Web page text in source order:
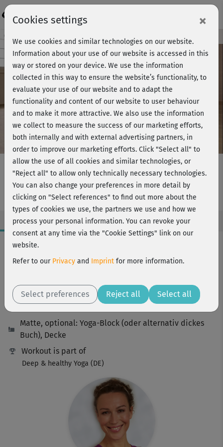
Play
Video
Course preview - join now!
Health Yoga - Verdauung
Workout Facts
beginner
43 kcal
Ranja Weis
Matte, optional: Yoga-Block (oder alternativ dickes
Buch), Decke
Workout is part of
Deep & healthy Yoga (DE)
Cookies settings ×
We use cookies and similar technologies on our website.
Information about your use of our website is accessed in this
way or stored on your device. We use the information
collected in this way to ensure the website’s functionality, to
evaluate your use of our website and to adapt the
functionality and content of our website to user behaviour
and to make it more attractive. We also use the information
we collect to measure the success of our marketing efforts,
both internally and with external advertising partners, in
order to improve our marketing efforts. Click "Select all" to
allow the use of all cookies and similar technologies, or
"Reject all" to allow only technically necessary technologies.
You can also change your preferences in more detail by
clicking on "Select references" to find out more about the
types of cookies we use, the partners we use and how we
process your personal information. You can revoke your
consent at any time via the "Cookie Settings" link on our
website.
Refer to our Privacy and Imprint for more information.
Select preferences Reject all Select all